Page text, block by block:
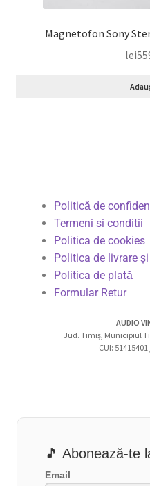
Magnetofon Sony
lei
Politică de
Termeni si conditii
Politica de cookies
Politica de livrare
Politica de plată
Formular Retur
AUDIO
Jud. Timiș, Municipiul
CUI:
🎵 Abonează-te
Email